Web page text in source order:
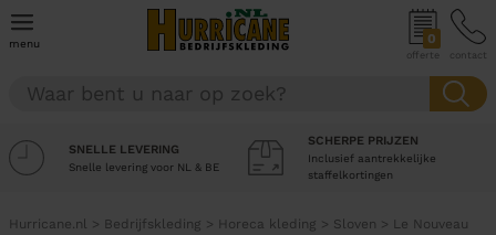
menu 0
offerte contact
SNELLE LEVERING
Snelle levering voor NL & BE
SCHERPE PRIJZEN
Inclusief aantrekkelijke
staffelkortingen
Hurricane.nl > Bedrijfskleding > Horeca kleding > Sloven > Le Nouveau